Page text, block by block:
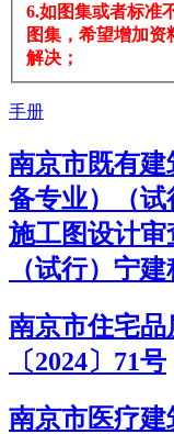
6.如图集或者标准
图集，希望增加
解决；
手册
南京市既有
备专业）（
施工图设计审
（试行）宁
南京市住宅
〔2024〕71号
南京市医疗